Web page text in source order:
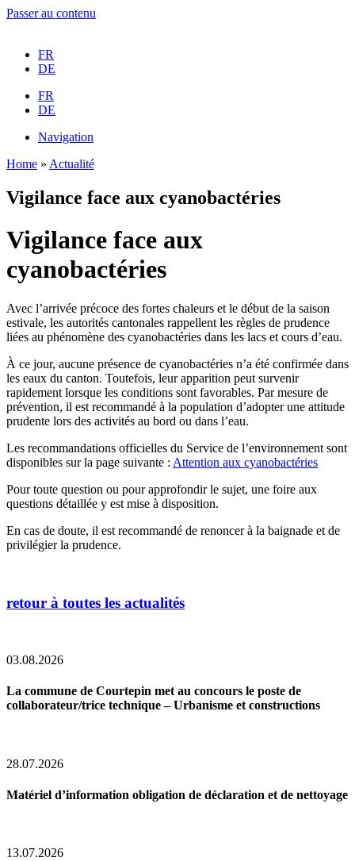
Passer au contenu
FR
DE
FR
DE
Navigation
Home » Actualité
Vigilance face aux cyanobactéries
Vigilance face aux
cyanobactéries
Avec l’arrivée précoce des fortes chaleurs et le début de la saison
estivale, les autorités cantonales rappellent les règles de prudence
liées au phénomène des cyanobactéries dans les lacs et cours d’eau.
À ce jour, aucune présence de cyanobactéries n’a été confirmée dans
les eaux du canton. Toutefois, leur apparition peut survenir
rapidement lorsque les conditions sont favorables. Par mesure de
prévention, il est recommandé à la population d’adopter une attitude
prudente lors des activités au bord ou dans l’eau.
Les recommandations officielles du Service de l’environnement sont
disponibles sur la page suivante : Attention aux cyanobactéries
Pour toute question ou pour approfondir le sujet, une foire aux
questions détaillée y est mise à disposition.
En cas de doute, il est recommandé de renoncer à la baignade et de
privilégier la prudence.
retour à toutes les actualités
03.08.2026
La commune de Courtepin met au concours le poste de
collaborateur/trice technique – Urbanisme et constructions
28.07.2026
Matériel d’information obligation de déclaration et de nettoyage
13.07.2026